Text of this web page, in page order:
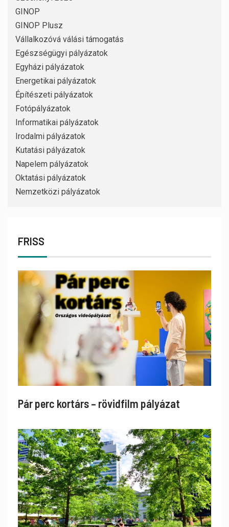
GINOP
GINOP Plusz
Vállalkozóvá válási támogatás
Egészségügyi pályázatok
Egyházi pályázatok
Energetikai pályázatok
Építészeti pályázatok
Fotópályázatok
Informatikai pályázatok
Irodalmi pályázatok
Kutatási pályázatok
Napelem pályázatok
Oktatási pályázatok
Nemzetközi pályázatok
FRISS
Pár perc kortárs – rövidfilm pályázat